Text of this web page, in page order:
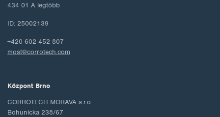
434 01 A legtöbb
ID: 25002139
+420 602 452 807
most@corrotech.com
Központ Brno
CORROTECH MORAVA s.r.o.
Bohunicka 238/67